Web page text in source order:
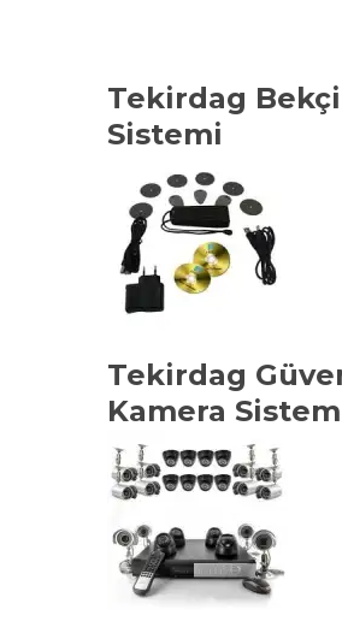
Tekirdag
Sistemi
Tekirdag
Kamera